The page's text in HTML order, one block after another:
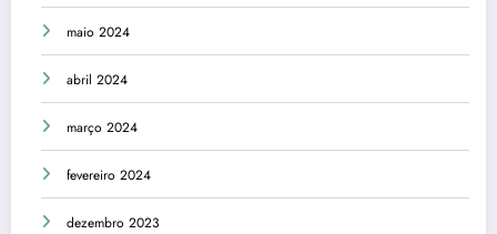
maio 2024
abril 2024
março 2024
fevereiro 2024
dezembro 2023